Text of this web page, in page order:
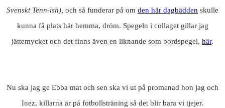
Svenskt Tenn-ish), och så funderar på om den här dagbädden skulle
kunna få plats här hemma, dröm. Spegeln i collaget gillar jag
jättemycket och det finns även en liknande som bordspegel, här.
Nu ska jag ge Ebba mat och sen ska vi ut på promenad hon jag och
Inez, killarna är på fotbollsträning så det blir bara vi tjejer.